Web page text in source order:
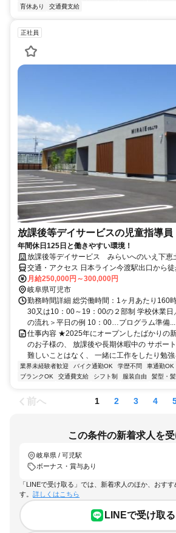
育休あり
交通費支給
正社員
放課後等デイサービスの児童指導員
年間休日125日と働きやすい環境！
放課後等デイサービス みらいへのいえ下恵
交通・アクセス 日本ライン今渡駅出口から徒
徒歩18分 ◆車通勤OK
月給250,000円～300,000円
岐阜県可児市
勤務時間詳細 総労働時間：1ヶ月あたり160
30又は10：00～19：00の２部制 学校休業
の流れ＞平日の例 10：00…プログラム準備...
仕事内容 ★2025年にオープンしたばかりの
のお子様の、 放課後や長期休暇中の サポー
難しいことはなく、 一緒に工作をしたり勉
業界未経験者歓迎 バイク通勤OK 学歴不問 車通勤OK
ブランクOK
交通費支給 シフト制 服装自由 髪型・
前へ 1 2 3 4
この条件の新着求人を
岐阜県 / 可児駅
ボーナス・賞与あり
「LINEで受け取る」では、新着求人のほか、おす
す。 詳しくはこちら
LINEで受け取る